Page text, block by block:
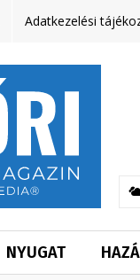
Adatkezelési
NYUGAT